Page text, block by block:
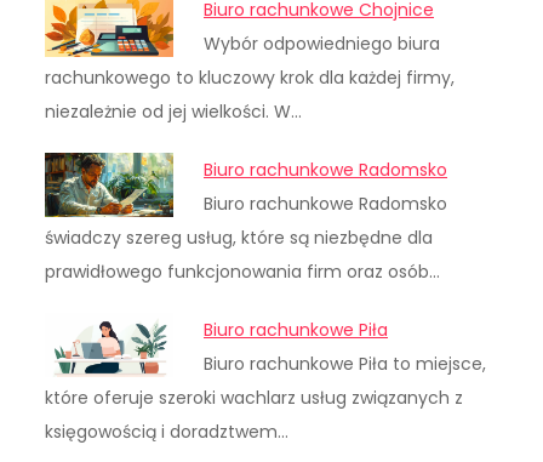
Biuro rachunkowe Chojnice
Wybór odpowiedniego biura
rachunkowego to kluczowy krok dla każdej firmy,
niezależnie od jej wielkości. W…
Biuro rachunkowe Radomsko
Biuro rachunkowe Radomsko
świadczy szereg usług, które są niezbędne dla
prawidłowego funkcjonowania firm oraz osób…
Biuro rachunkowe Piła
Biuro rachunkowe Piła to miejsce,
które oferuje szeroki wachlarz usług związanych z
księgowością i doradztwem…